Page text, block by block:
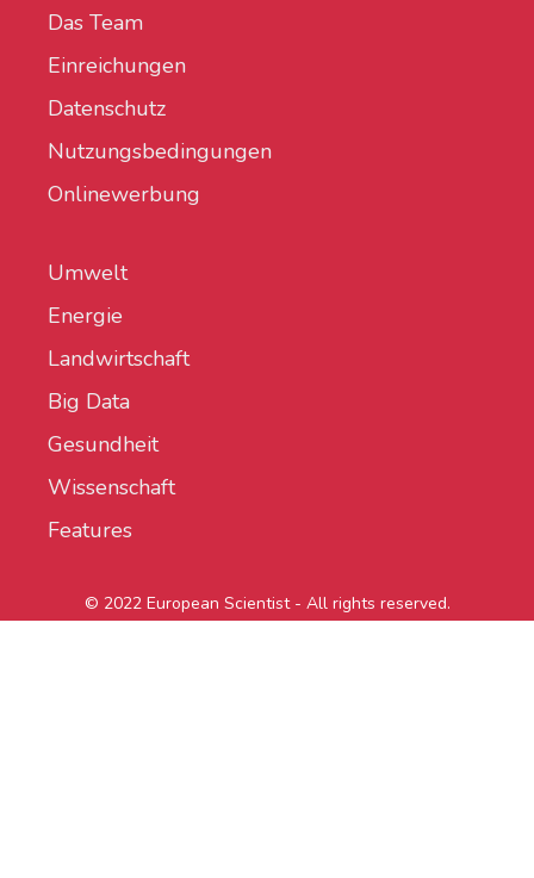
Das Team
Einreichungen
Datenschutz
Nutzungsbedingungen
Onlinewerbung
Umwelt
Energie
Landwirtschaft
Big Data
Gesundheit
Wissenschaft
Features
© 2022 European Scientist - All rights reserved.